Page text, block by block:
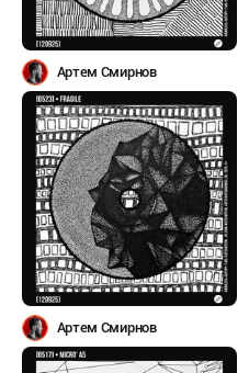
Артем Смирнов
Артем Смирнов